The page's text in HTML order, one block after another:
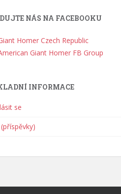
NÁS NA FACEBOOKU
Homer Czech Republic
Giant Homer FB Group
INFORMACE
se
(příspěvky)